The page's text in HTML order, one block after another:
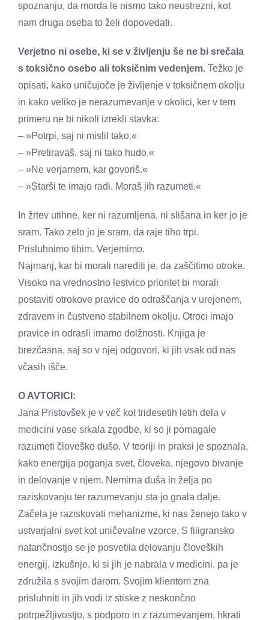
spoznanju, da morda le nismo tako neustrezni, kot
nam druga oseba to želi dopovedati.
Verjetno ni osebe, ki se v življenju še ne bi srečala
s toksično osebo ali toksičnim vedenjem. Težko je
opisati, kako uničujoče je življenje v toksičnem okolju
in kako veliko je nerazumevanje v okolici, ker v tem
primeru ne bi nikoli izrekli stavka:
– »Potrpi, saj ni mislil tako.«
– »Pretiravaš, saj ni tako hudo.«
– »Ne verjamem, kar govoriš.«
– »Starši te imajo radi. Moraš jih razumeti.«
In žrtev utihne, ker ni razumljena, ni slišana in ker jo je
sram. Tako zelo jo je sram, da raje tiho trpi.
Prisluhnimo tihim. Verjemimo.
Najmanj, kar bi morali narediti je, da zaščitimo otroke.
Visoko na vrednostno lestvico prioritet bi morali
postaviti otrokove pravice do odraščanja v urejenem,
zdravem in čustveno stabilnem okolju. Otroci imajo
pravice in odrasli imamo dolžnosti. Knjiga je
brezčasna, saj so v njej odgovori, ki jih vsak od nas
včasih išče.
O AVTORICI:
Jana Pristovšek je v več kot tridesetih letih dela v
medicini vase srkala zgodbe, ki so ji pomagale
razumeti človeško dušo. V teoriji in praksi je spoznala,
kako energija poganja svet, človeka, njegovo bivanje
in delovanje v njem. Nemirna duša in želja po
raziskovanju ter razumevanju sta jo gnala dalje.
Začela je raziskovati mehanizme, ki nas ženejo tako v
ustvarjalni svet kot uničevalne vzorce. S filigransko
natančnostjo se je posvetila delovanju človeških
energij, izkušnje, ki si jih je nabrala v medicini, pa je
združila s svojim darom. Svojim klientom zna
prisluhniti in jih vodi iz stiske z neskončno
potrpežljivostjo, s podporo in z razumevanjem, hkrati